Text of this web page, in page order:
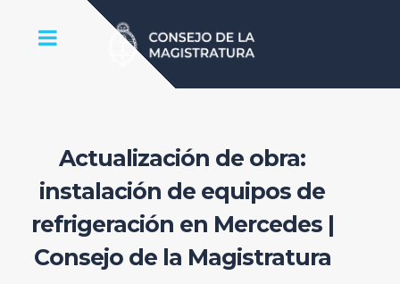
Actualización de obra:
instalación de equipos de
refrigeración en Mercedes |
Consejo de la Magistratura